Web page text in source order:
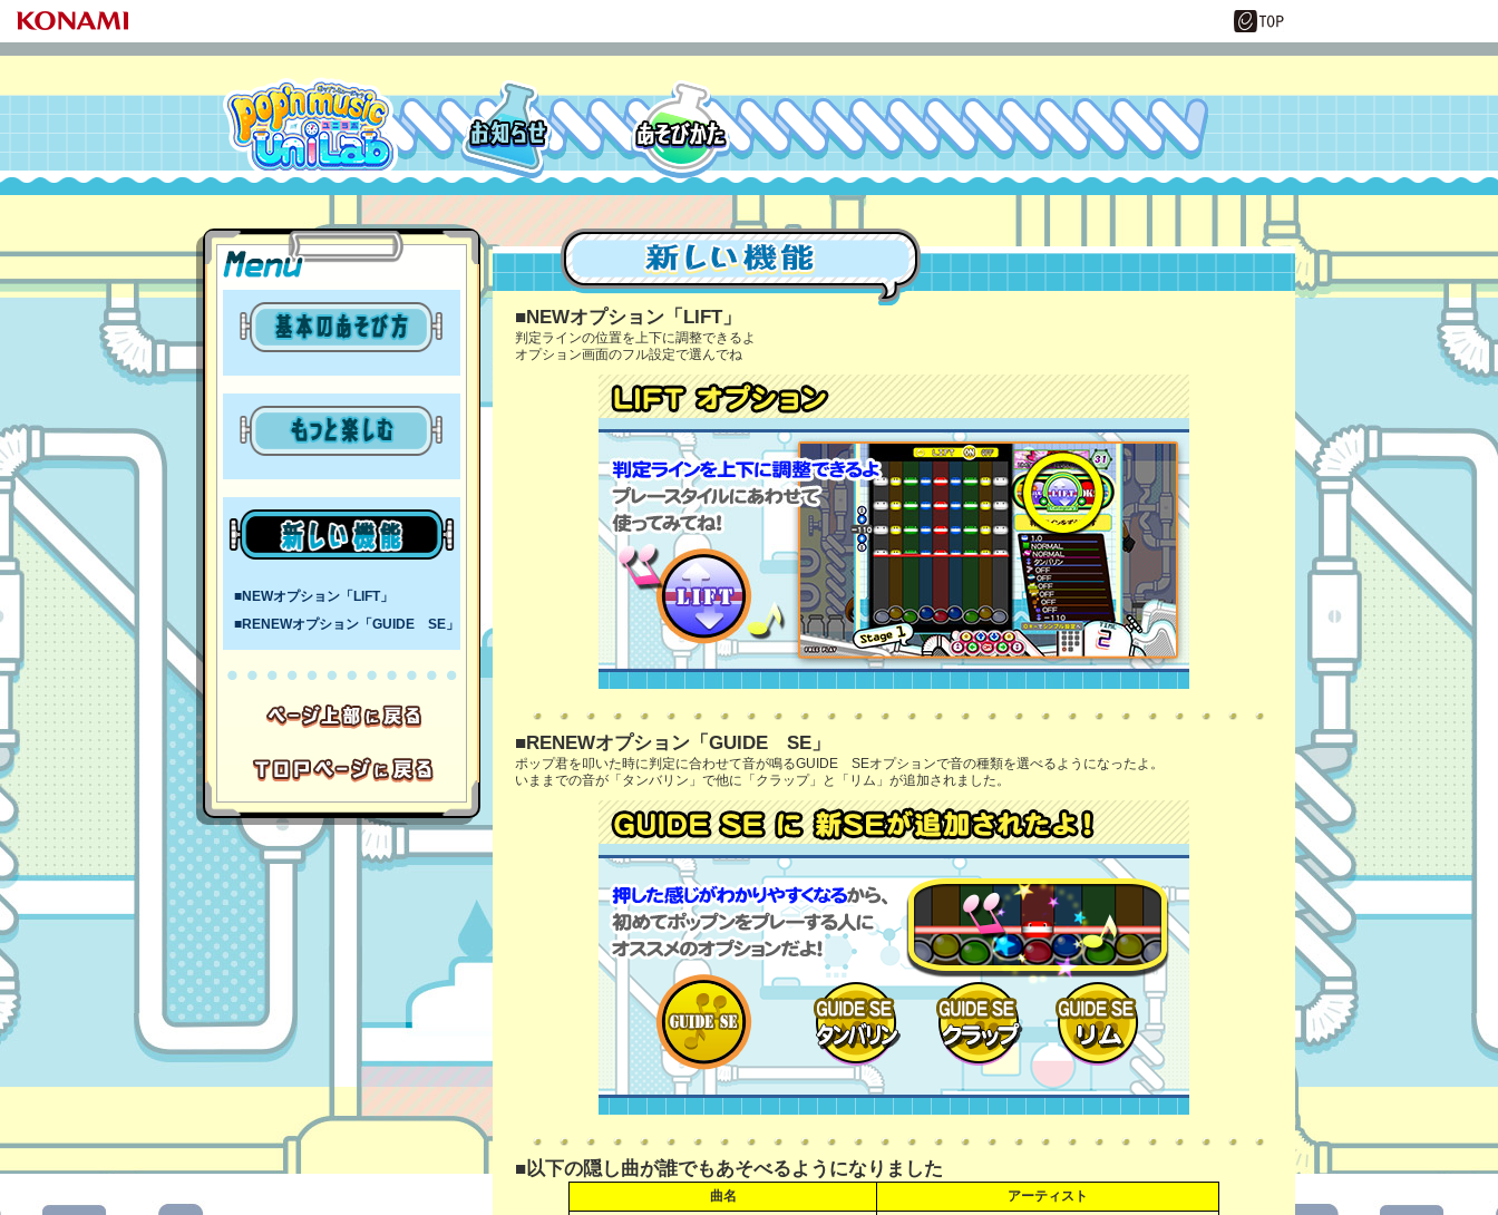
pop'n music UniLab
MENU
■NEWオプション「LIFT」
■RENEWオプション「GUIDE SE」
■NEWオプション「LIFT」
判定ラインの位置を上下に調整できるよ
オプション画面のフル設定で選んでね
■RENEWオプション「GUIDE SE」
ポップ君を叩いた時に判定に合わせて音が鳴るGUIDE SEオプションで音の種類を選べるようになったよ。
いままでの音が「タンバリン」で他に「クラップ」と「リム」が追加されました。
■以下の隠し曲が誰でもあそべるようになりました
曲名
アーティスト